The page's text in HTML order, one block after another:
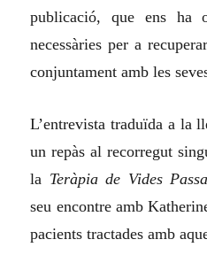
publicació, que ens ha
necessàries per a
conjuntament amb les
L’entrevista traduïda a la
un repàs al recorregut
la Teràpia de Vides
seu encontre amb
pacients tractades amb